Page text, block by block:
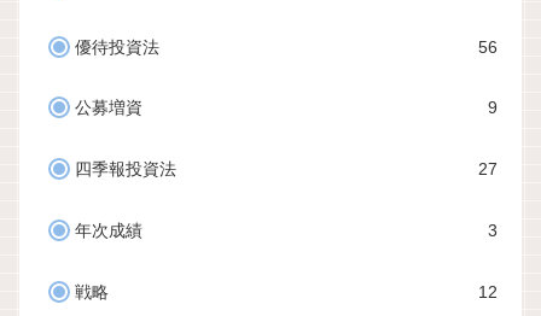
優待投資法 56
公募増資 9
四季報投資法 27
年次成績 3
戦略 12